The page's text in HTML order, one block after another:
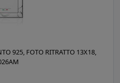
925, FOTO RITRATTO 13X18,